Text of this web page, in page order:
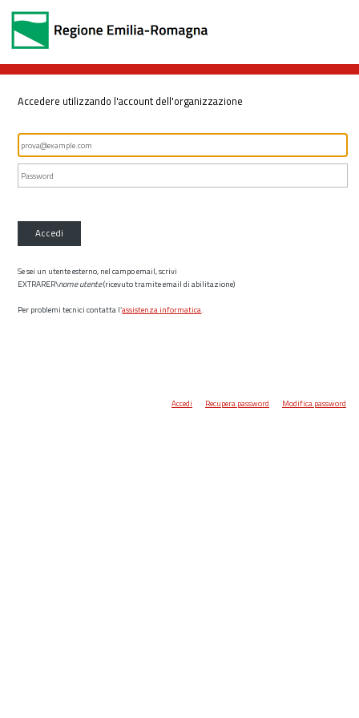
Accedere utilizzando l'account dell'organizzazione
Accedi
Se sei un utente esterno, nel campo email, scrivi
EXTRARER\nome utente(ricevuto tramite email di abilitazione)
Per problemi tecnici contatta l’assistenza informatica.
Accedi Recupera password Modifica password